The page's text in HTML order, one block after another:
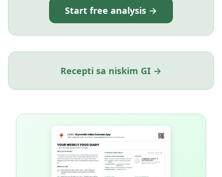
Start free analysis →
Recepti sa niskim GI →